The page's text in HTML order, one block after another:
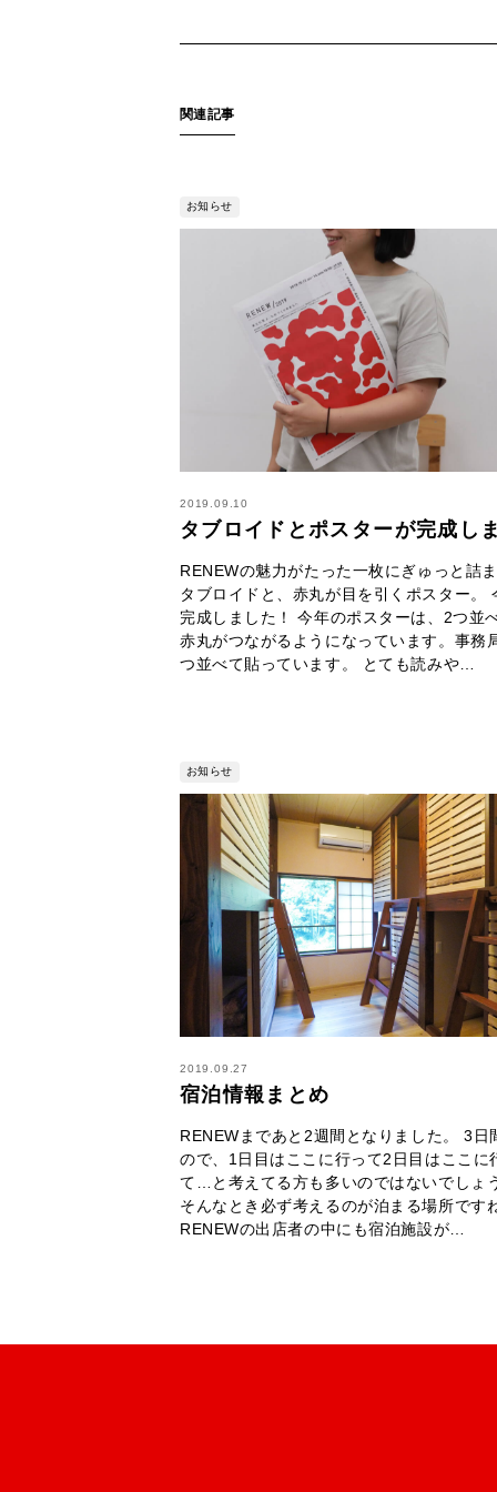
関連記事
お知らせ
2019.09.10
タブロイドとポスターが完成し
RENEWの魅力がたった一枚にぎゅっと詰
タブロイドと、赤丸が目を引くポスター。
完成しました！ 今年のポスターは、2つ並
赤丸がつながるようになっています。事務
つ並べて貼っています。 とても読みや…
お知らせ
2019.09.27
宿泊情報まとめ
RENEWまであと2週間となりました。 3日
ので、1日目はここに行って2日目はここに
て…と考えてる方も多いのではないでしょ
そんなとき必ず考えるのが泊まる場所です
RENEWの出店者の中にも宿泊施設が…